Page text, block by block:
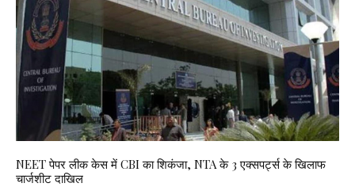
NEET पेपर लीक केस में CBI का शिकंजा, NTA के 3 एक्सपर्ट्स के खिलाफ
चार्जशीट दाखिल